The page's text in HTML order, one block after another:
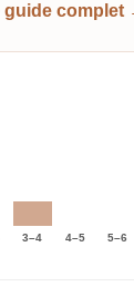
guide complet
3–4 4–5 5–6